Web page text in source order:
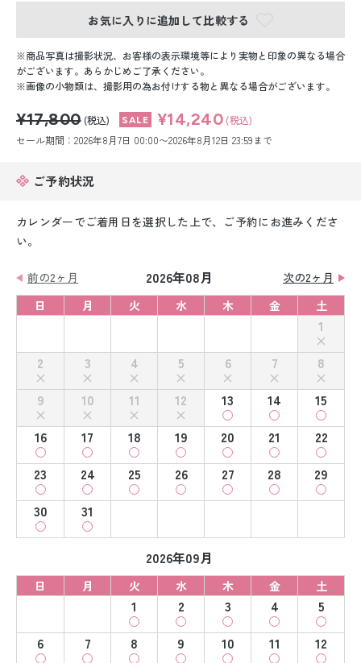
色打掛&紋付袴レンタル
白無垢&紋付袴レンタル
小物販売品
お気に入りに追加して比較する
商品写真は撮影状況、お客様の表示環境等により実物と印象の異なる場合
がございます。あらかじめご了承ください。
画像の小物類は、撮影用の為お付けする物と異なる場合がございます。
¥17,800 (税込) ¥14,240 (税込)
セール期間：2026年8月7日 00:00〜2026年8月12日 23:59まで
ご予約状況
カレンダーでご着用日を選択した上で、ご予約にお進みくださ
い。
前の2ヶ月 2026年08月
次の2ヶ月
日
月 火 水 木 金 土
1
2
3 4 5 6 7
8
9
10 11 12 13 14
15
16
17 18 19 20 21
22
23
24 25 26 27 28
29
30
31
2026年09月
日 月 火 水 木 金 土
1 2 3 4
5
6
7 8 9 10 11
12